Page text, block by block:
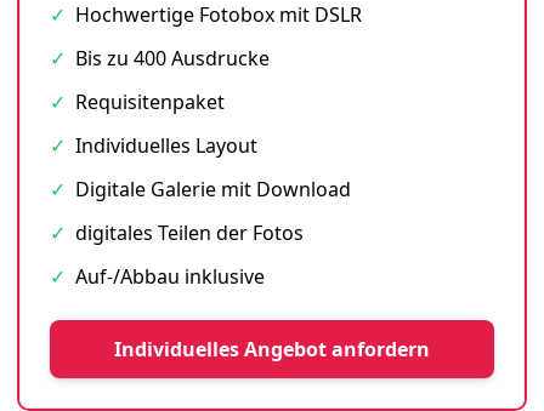
✓ Hochwertige Fotobox mit DSLR
✓ Bis zu 400 Ausdrucke
✓ Requisitenpaket
✓ Individuelles Layout
✓ Digitale Galerie mit Download
✓ digitales Teilen der Fotos
✓ Auf-/Abbau inklusive
Individuelles Angebot anfordern